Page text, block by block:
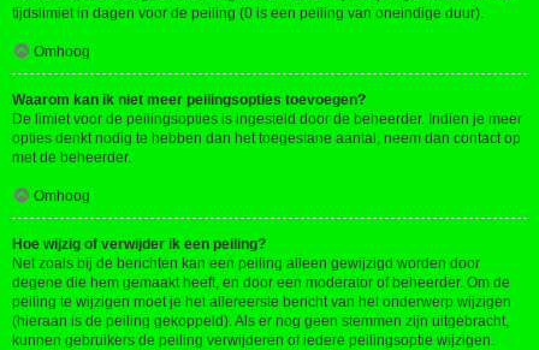
tijdslimiet in dagen voor de peiling (0 is een peiling van oneindige duur).
Omhoog
Waarom kan ik niet meer peilingsopties toevoegen?
De limiet voor de peilingsopties is ingesteld door de beheerder. Indien je meer
opties denkt nodig te hebben dan het toegestane aantal, neem dan contact op
met de beheerder.
Omhoog
Hoe wijzig of verwijder ik een peiling?
Net zoals bij de berichten kan een peiling alleen gewijzigd worden door
degene die hem gemaakt heeft, en door een moderator of beheerder. Om de
peiling te wijzigen moet je het allereerste bericht van het onderwerp wijzigen
(hieraan is de peiling gekoppeld). Als er nog geen stemmen zijn uitgebracht,
kunnen gebruikers de peiling verwijderen of iedere peilingsoptie wijzigen.